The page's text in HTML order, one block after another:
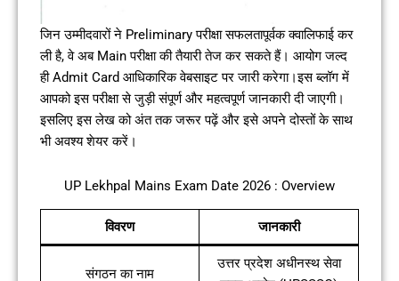
जिन उम्मीदवारों ने Preliminary परीक्षा सफलतापूर्वक क्वालिफाई कर
ली है, वे अब Main परीक्षा की तैयारी तेज कर सकते हैं। आयोग जल्द
ही Admit Card आधिकारिक वेबसाइट पर जारी करेगा।इस ब्लॉग में
आपको इस परीक्षा से जुड़ी संपूर्ण और महत्वपूर्ण जानकारी दी जाएगी।
इसलिए इस लेख को अंत तक जरूर पढ़ें और इसे अपने दोस्तों के साथ
भी अवश्य शेयर करें।
UP Lekhpal Mains Exam Date 2026 : Overview
विवरण जानकारी
संगठन का नाम
उत्तर प्रदेश अधीनस्थ सेवा